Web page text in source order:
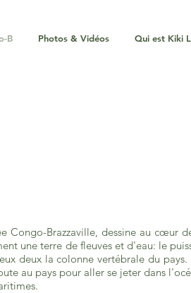
B Photos & Vidéos Qui est Kiki
Congo-Brazzaville, dessine au cœur
une terre de fleuves et d'eau: le
deux la colonne vertébrale du pays.
au pays pour aller se jeter dans